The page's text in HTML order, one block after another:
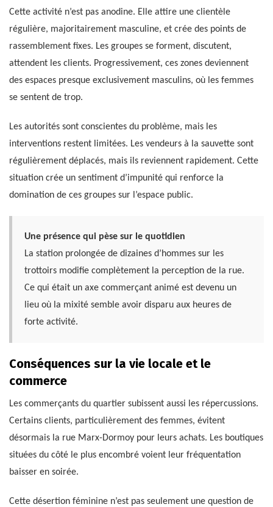
Cette activité n’est pas anodine. Elle attire une clientèle
régulière, majoritairement masculine, et crée des points de
rassemblement fixes. Les groupes se forment, discutent,
attendent les clients. Progressivement, ces zones deviennent
des espaces presque exclusivement masculins, où les femmes
se sentent de trop.
Les autorités sont conscientes du problème, mais les
interventions restent limitées. Les vendeurs à la sauvette sont
régulièrement déplacés, mais ils reviennent rapidement. Cette
situation crée un sentiment d’impunité qui renforce la
domination de ces groupes sur l’espace public.
Une présence qui pèse sur le quotidien
La station prolongée de dizaines d’hommes sur les
trottoirs modifie complètement la perception de la rue.
Ce qui était un axe commerçant animé est devenu un
lieu où la mixité semble avoir disparu aux heures de
forte activité.
Conséquences sur la vie locale et le
commerce
Les commerçants du quartier subissent aussi les répercussions.
Certains clients, particulièrement des femmes, évitent
désormais la rue Marx-Dormoy pour leurs achats. Les boutiques
situées du côté le plus encombré voient leur fréquentation
baisser en soirée.
Cette désertion féminine n’est pas seulement une question de